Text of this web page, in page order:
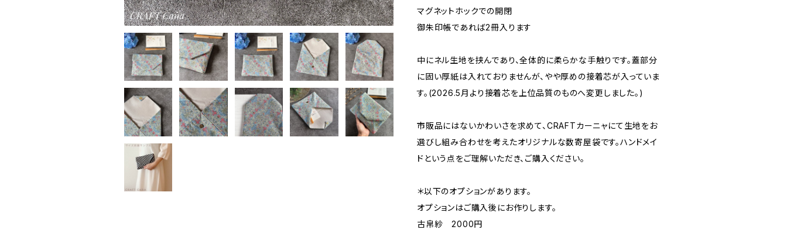
マグネットホックでの開閉
御朱印帳であれば2冊入ります
中にネル生地を挟んであり、全体的に柔らかな手触りです。蓋部分
に固い厚紙は入れておりませんが、やや厚めの接着芯が入っていま
す。(2026.5月より接着芯を上位品質のものへ変更しました。)
市販品にはないかわいさを求めて、CRAFTカーニャにて生地をお
選びし組み合わせを考えたオリジナルな数寄屋袋です。ハンドメイ
ドという点をご理解いただき、ご購入ください。
＊以下のオプションがあります。
オプションはご購入後にお作りします。
古帛紗 2000円